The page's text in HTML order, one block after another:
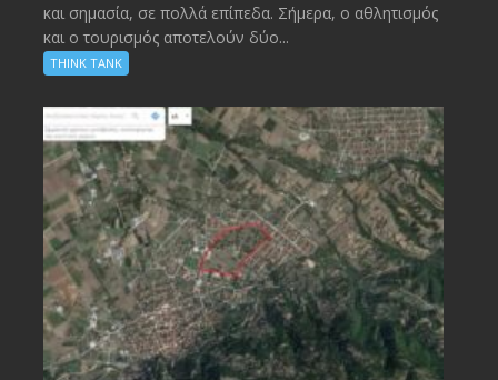
και σημασία, σε πολλά επίπεδα. Σήμερα, ο αθλητισμός
και ο τουρισμός αποτελούν δύο...
THINK TANK